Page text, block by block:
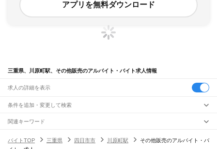
アプリを無料ダウンロード
三重県、川原町駅、その他販売のアルバイト・バイト求人情報
求人の詳細を表示
条件を追加・変更して検索
市区町村を追加・変更
三重県すべて
駅を追加・変更
関連キーワード
バイトTOP
三重県 四日市市 川原町駅
その他販売のアルバイト・バ